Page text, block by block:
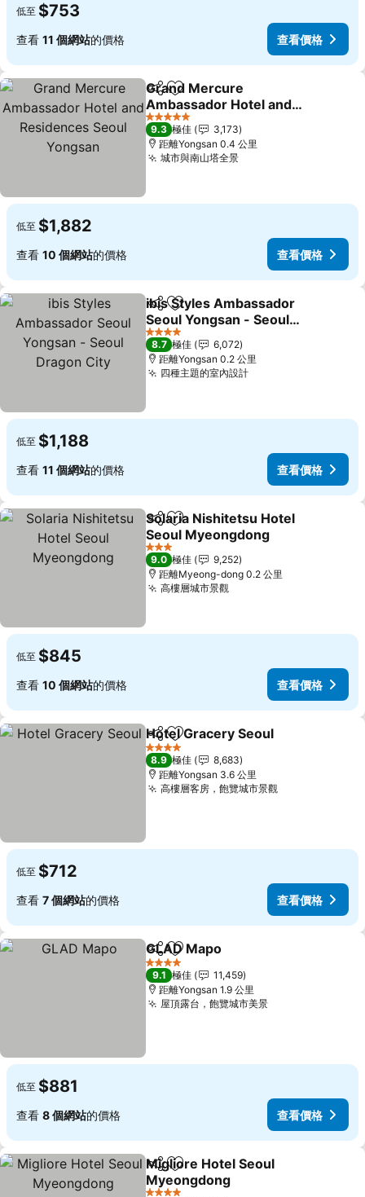
低至 $753
查看 11 個網站的價格 查看價格
分享 放到收藏夾
Grand Mercure
Ambassador Hotel and
Residences Seoul
Yongsan
查看價格
5 星級
9.3 極佳
3,173
距離Yongsan 0.4 公里
城市與南山塔全景查看價格
低至 $1,882
查看 10 個網站的價格 查看價格
分享 放到收藏夾
ibis Styles Ambassador
Seoul Yongsan - Seoul
Dragon City
查看價格
4 星級
8.7 極佳
6,072
距離Yongsan 0.2 公里
四種主題的室內設計查看價格
低至 $1,188
查看 11 個網站的價格 查看價格
分享 放到收藏夾
Solaria Nishitetsu Hotel
Seoul Myeongdong
查看價格
3 星級
9.0 極佳
9,252
距離Myeong-dong 0.2 公里
高樓層城市景觀查看價格
低至 $845
查看 10 個網站的價格 查看價格
分享 放到收藏夾
Hotel Gracery Seoul
4 星級
8.9 極佳
8,683
距離Yongsan 3.6 公里
高樓層客房，飽覽城市景觀查看價格
低至 $712
查看 7 個網站的價格 查看價格
分享 放到收藏夾
GLAD Mapo
4 星級
9.1 極佳
11,459
距離Yongsan 1.9 公里
屋頂露台，飽覽城市美景查看價格
低至 $881
查看 8 個網站的價格 查看價格
分享 放到收藏夾
Migliore Hotel Seoul
Myeongdong